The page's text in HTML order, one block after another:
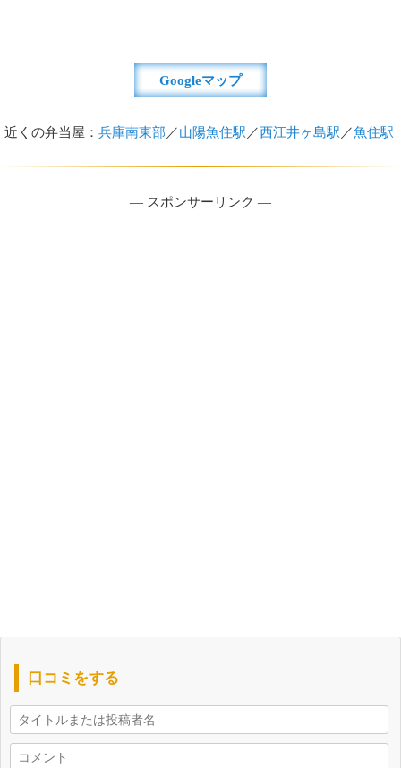
Googleマップ
近くの弁当屋： 兵庫南東部 ／山陽魚住駅 ／西江井ヶ島駅 ／魚住駅
― スポンサーリンク ―
口コミをする